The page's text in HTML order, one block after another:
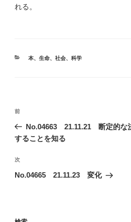
れる。
カ
本、 生命、 社会、 科学
投
ナ
ゲ
ー
前
の
投
前
No.04663 21.11.21 断定的な
することを知る
次
の
次
No.04665 21.11.23 変化